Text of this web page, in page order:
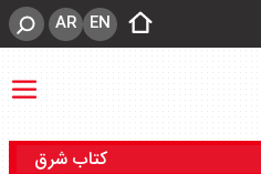
EN
AR
کتاب شرق